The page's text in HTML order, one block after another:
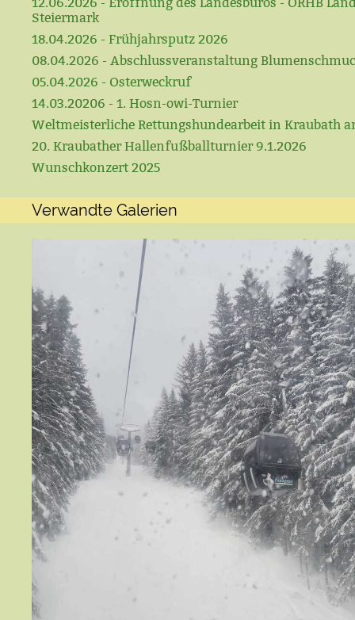
Steiermark
18.04.2026 - Frühjahrsputz 2026
08.04.2026 - Abschlussveranstaltung
05.04.2026 - Osterweckruf
14.03.20206 - 1. Hosn-owi-Turnier
Weltmeisterliche Rettungshundearbeit in Kraubath
20. Kraubather Hallenfußballturnier 9.1.2026
Wunschkonzert 2025
Verwandte Galerien